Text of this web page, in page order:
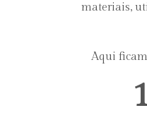
materiais,
Aqui